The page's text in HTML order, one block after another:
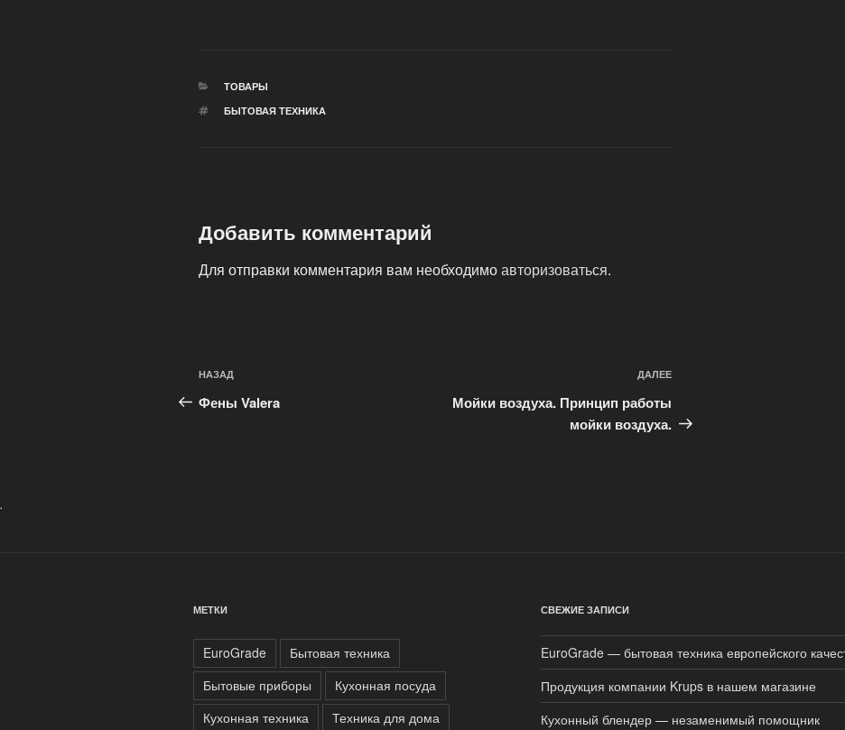
РУБРИКИ
ТОВАРЫ
МЕТКИ
БЫТОВАЯ ТЕХНИКА
Добавить комментарий
Для отправки комментария вам необходимоавторизоваться.
Навигация
по
Предыдущая
запись:
НАЗАД
Фены Valera
ДАЛЕЕ
Мойки воздуха. Принцип работы
мойки воздуха.
.
МЕТКИ
EuroGrade
Бытовая техника
Бытовые приборы
Кухонная посуда
Кухонная техника
Техника для дома
СВЕЖИЕ ЗАПИСИ
EuroGrade — бытовая техника европейского
Продукция компании Krups в нашем магазине
Кухонный блендер — незаменимый помощник